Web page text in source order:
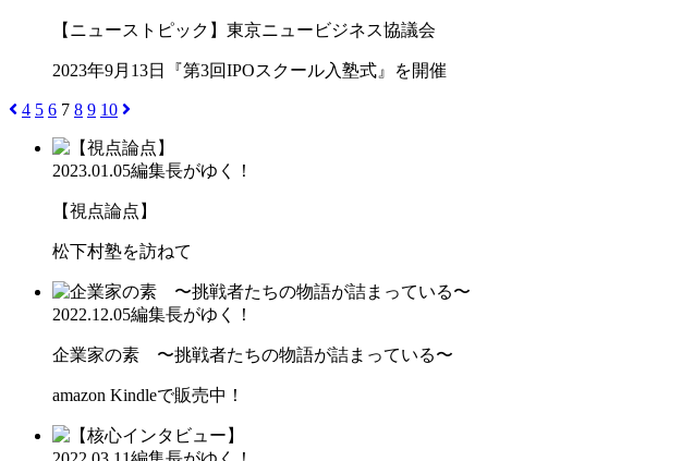
【ニューストピック】東京ニュービジネス協議会
2023年9月13日『第3回IPOスクール入塾式』を開催
4 5 6 7 8 9 10
2023.01.05編集長がゆく！
【視点論点】
松下村塾を訪ねて
2022.12.05編集長がゆく！
企業家の素 〜挑戦者たちの物語が詰まっている〜
amazon Kindleで販売中！